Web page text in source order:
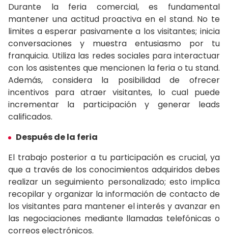
Durante la feria comercial, es fundamental
mantener una actitud proactiva en el stand. No te
limites a esperar pasivamente a los visitantes; inicia
conversaciones y muestra entusiasmo por tu
franquicia. Utiliza las redes sociales para interactuar
con los asistentes que mencionen la feria o tu stand.
Además, considera la posibilidad de ofrecer
incentivos para atraer visitantes, lo cual puede
incrementar la participación y generar leads
calificados.
Después de la feria
El trabajo posterior a tu participación es crucial, ya
que a través de los conocimientos adquiridos debes
realizar un seguimiento personalizado; esto implica
recopilar y organizar la información de contacto de
los visitantes para mantener el interés y avanzar en
las negociaciones mediante llamadas telefónicas o
correos electrónicos.